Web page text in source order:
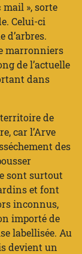
mail », sorte
Celui-ci
d’arbres.
marronniers
de l’actuelle
dans
territoire de
car l’Arve
des
sont surtout
et font
inconnus,
importé de
labellisée. Au
devient un